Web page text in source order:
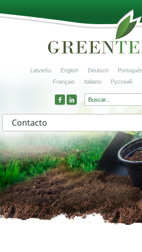
Latviešu English Deutsch
Français
Italiano Русский
Contacto